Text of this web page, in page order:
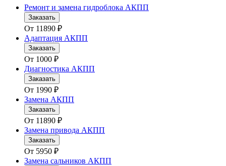
Ремонт и замена гидроблока АКПП
Заказать
От 11890 ₽
Адаптация АКПП
Заказать
От 1000 ₽
Диагностика АКПП
Заказать
От 1990 ₽
Замена АКПП
Заказать
От 11890 ₽
Замена привода АКПП
Заказать
От 5950 ₽
Замена сальников АКПП